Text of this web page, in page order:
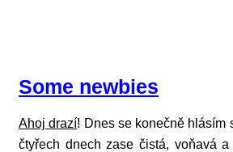
Some newbies
Ahoj drazí! Dnes se konečně hlásím
čtyřech dnech zase čistá, voňavá